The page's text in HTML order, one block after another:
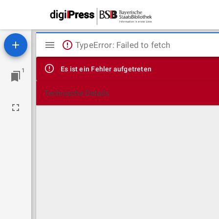
1
Mirador
Viewer
TypeError: Failed to fetch
Es ist ein Fehler aufgetreten
Technische Details